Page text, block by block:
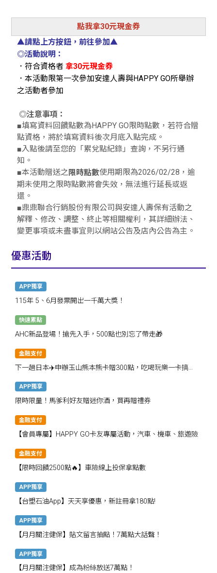
點我拿30元現金券
▲請點上方按鈕，前往參加▲
◎活動說明：
．符合資格者 拿30元現金券
．本活動限第一次參加安達人壽與HAPPY GO所舉辦
之活動者參加
◎注意事項：
■填寫資料回饋點數為HAPPY GO限時點數，若符合贈
點資格，將於填寫資料後次月底入點完成。
■入點後請至您的「累兌點紀錄」查詢，不另行通
知。
■本活動贈送之限時點數使用期限為2026/02/28，逾
期未使用之限時點數將會失效，無法進行延長或返
還。
■鼎鼎聯合行銷股份有限公司與安達人壽保有活動之
解釋、修改、調整、終止等相關權利，其詳細辦法、
變更事項或未盡事宜則以網站公告及店內公告為主。
優惠活動
APP獨享
115年 5、6月發票開出一千萬大獎！
快速累點
AHC新品登場！搶先入手，500點也別忘了帶走🎁
金融支付
下一趟日本✈️申辦玉山熊本熊卡贈300點，吃喝玩樂一卡搞
APP獨享
限時限量！馬爹利好友贈迷你酒，買再贈禮券
金融支付
【會員專屬】HAPPY GO卡友專屬活動，汽車、機車、旅遊險
金融支付
【限時回饋2500點🔥】車險線上投保拿點數
APP獨享
【台塑石油App】天天享優惠，新註冊拿180點!
APP獨享
【月月關注健保】貼文留言抽點！7萬點大話聲！
APP獨享
【月月關注健保】成為粉絲放送7萬點！